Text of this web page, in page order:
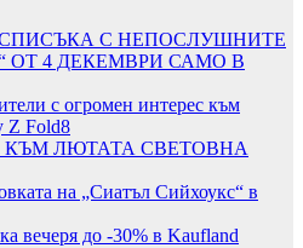
С НЕПОСЛУШНИТЕ
ОТ 4 ДЕКЕМВРИ САМО В
с огромен интерес към
Z Fold8
КЪМ ЛЮТАТА СВЕТОВНА
на „Сиатъл Сийхоукс“ в
вечеря до -30% в Kaufland